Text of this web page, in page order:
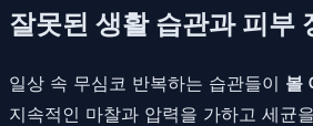
잘못된 생활 습관과 피부
일상 속 무심코 반복하는 습관들이 볼
지속적인 마찰과 압력을 가하고 세균